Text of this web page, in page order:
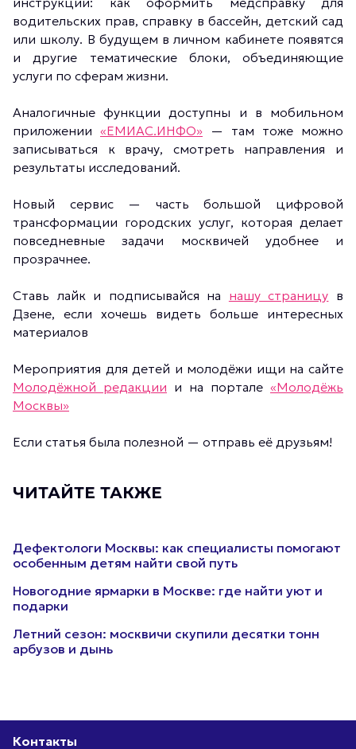
водительских прав, справку в бассейн, детский сад
или школу. В будущем в личном кабинете появятся
и другие тематические блоки, объединяющие
услуги по сферам жизни.
Аналогичные функции доступны и в мобильном
приложении «ЕМИАС.ИНФО» — там тоже можно
записываться к врачу, смотреть направления и
результаты исследований.
Новый сервис — часть большой цифровой
трансформации городских услуг, которая делает
повседневные задачи москвичей удобнее и
прозрачнее.
Ставь лайк и подписывайся на нашу страницу в
Дзене, если хочешь видеть больше интересных
материалов
Мероприятия для детей и молодёжи ищи на сайте
Молодёжной редакции и на портале «Молодёжь
Москвы»
Если статья была полезной — отправь её друзьям!
ЧИТАЙТЕ ТАКЖЕ
Дефектологи Москвы: как специалисты помогают
особенным детям найти свой путь
Новогодние ярмарки в Москве: где найти уют и
подарки
Летний сезон: москвичи скупили десятки тонн
арбузов и дынь
Контакты